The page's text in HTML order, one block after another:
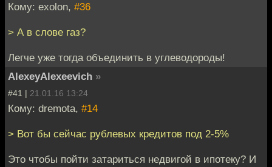
Кому: exolon, #36
> А в слове газ?
Легче уже тогда объединить в углеводороды!
AlexeyAlexeevich »
#41 | 21.01.16 13:24
Кому: dremota, #14
> Вот бы сейчас рублевых кредитов под 2-5%
Это чтобы пойти затариться недвигой в ипотеку? И